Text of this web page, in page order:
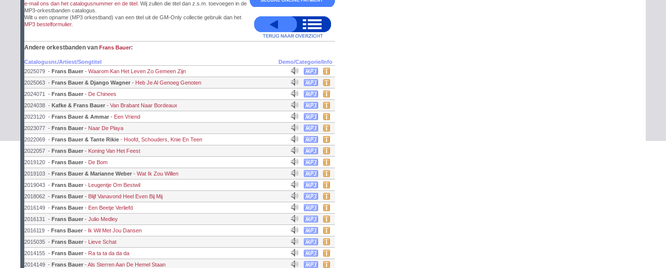
e-mail ons dan het catalogusnummer en de titel. Wij zullen die titel dan z.s.m. toevoegen in de
MP3-orkestbanden catalogus.
Wilt u een opname (MP3 orkestband) van een titel uit de GM-Only collectie gebruik dan het
MP3 bestelformulier.
Andere orkestbanden van Frans Bauer:
Catalogusnr./Artiest/Songtitel
Demo/Categorie/Info
2025079 - Frans Bauer - Waarom Kan Het Leven Zo Gemeen Zijn
2025063 - Frans Bauer & Django Wagner - Heb Je Al Genoeg Genoten
2024071
- Frans Bauer - De Chinees
2024038 - Kafke & Frans Bauer - Van Brabant Naar Bordeaux
2023120 - Frans Bauer & Ammar - Een Vriend
2023077 - Frans Bauer - Naar De Playa
2022069 - Frans Bauer & Tante Rikie - Hoofd, Schouders, Knie En Teen
2022057 - Frans Bauer - Koning Van Het Feest
2019120 - Frans Bauer - De Bom
2019103 - Frans Bauer & Marianne Weber - Wat Ik Zou Willen
2019043 - Frans Bauer - Leugentje Om Bestwil
2018062 - Frans Bauer - Blijf Vanavond Heel Even Bij Mij
2016149 - Frans Bauer - Een Beetje Verliefd
2016131
- Frans Bauer - Julio Medley
2016119 - Frans Bauer - Ik Wil Met Jou Dansen
2015035 - Frans Bauer - Lieve Schat
2014155 - Frans Bauer - Ra ta ta da da da
2014149 - Frans Bauer -Als Sterren Aan De Hemel Staan